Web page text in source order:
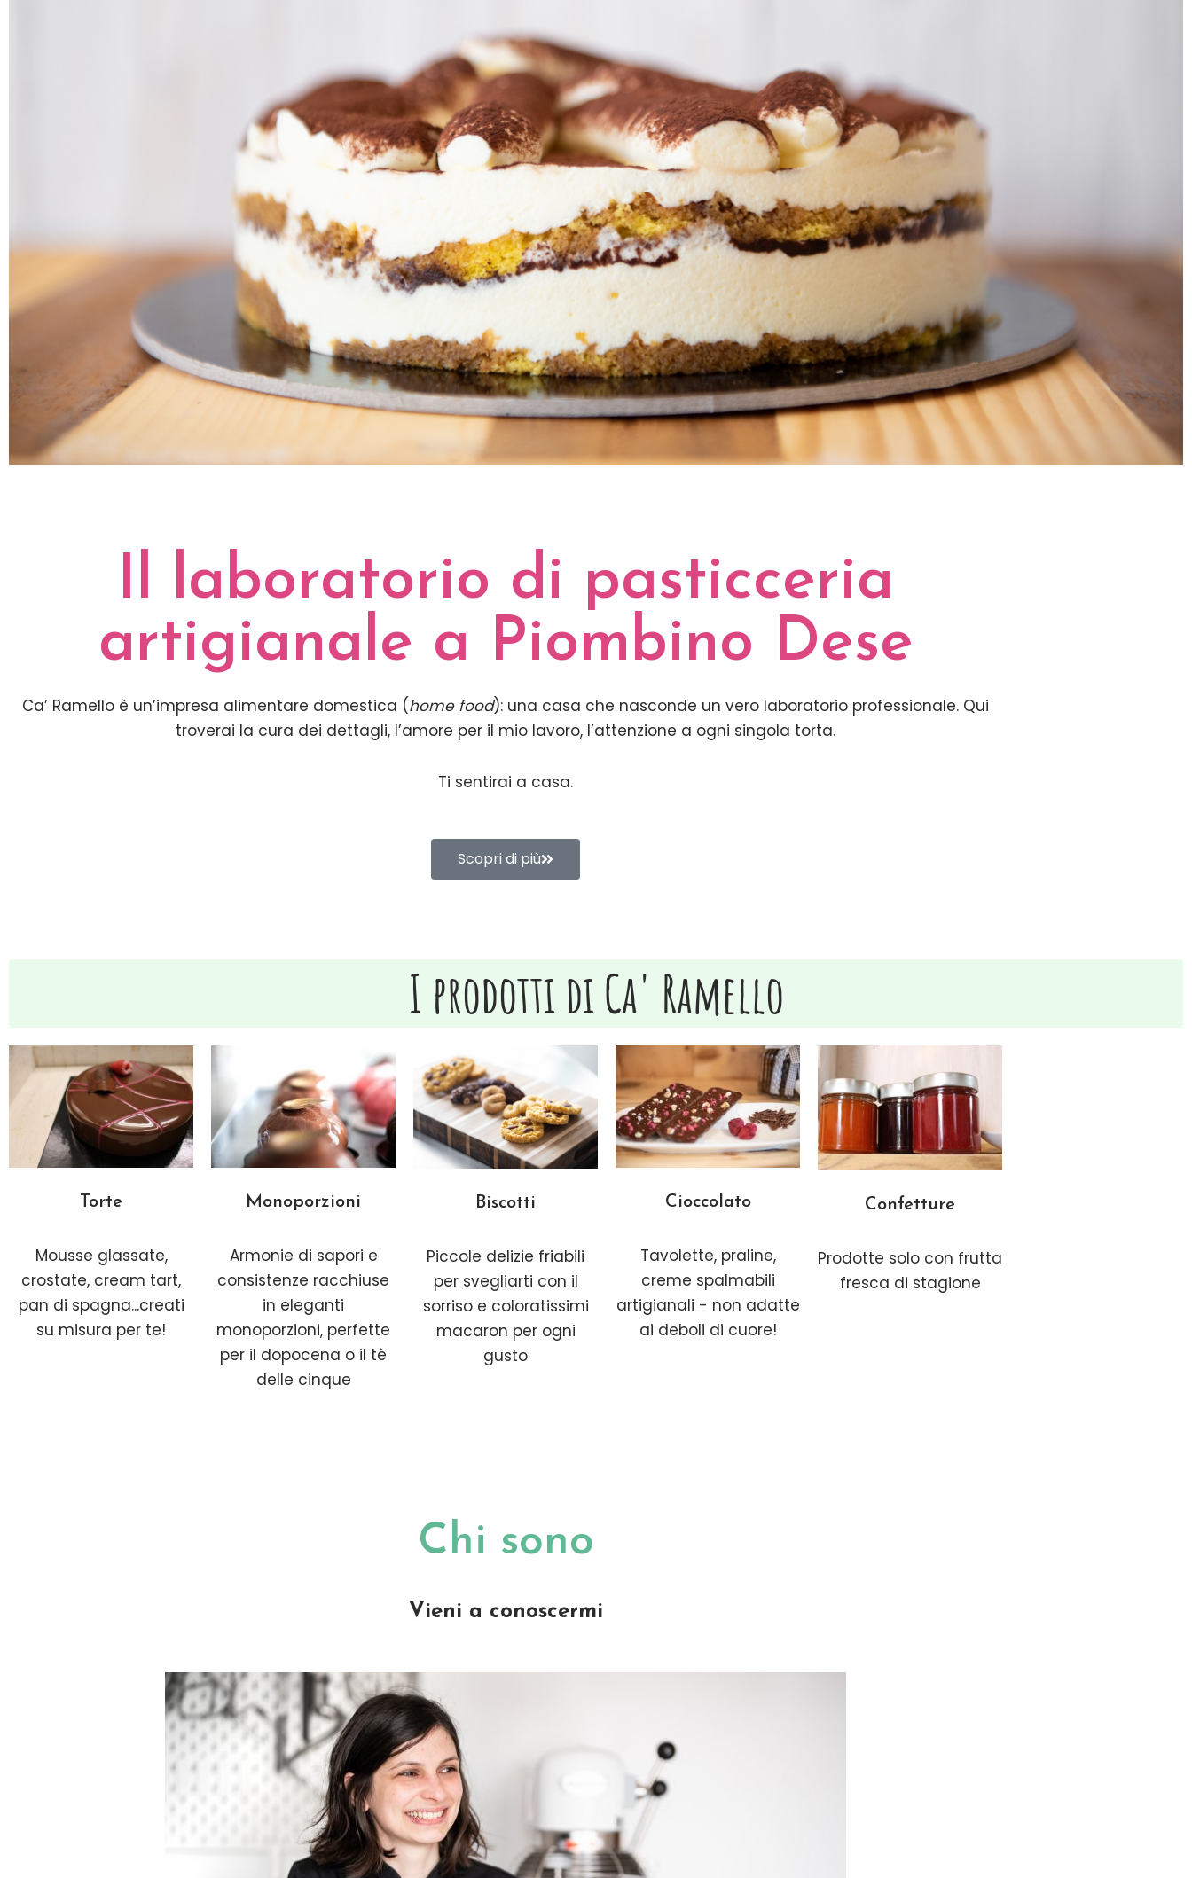
Il laboratorio di pasticceria
artigianale a Piombino Dese
Ca’ Ramello è un’impresa alimentare domestica (home food): una casa che nasconde un vero laboratorio professionale. Qui
troverai la cura dei dettagli, l’amore per il mio lavoro, l’attenzione a ogni singola torta.
Ti sentirai a casa.
Scopri di più
I prodotti di Ca' Ramello
Torte
Mousse glassate,
crostate, cream tart,
pan di spagna...creati
su misura per te!
Monoporzioni
Armonie di sapori e
consistenze racchiuse
in eleganti
monoporzioni, perfette
per il dopocena o il tè
delle cinque
Biscotti
Piccole delizie friabili
per svegliarti con il
sorriso e coloratissimi
macaron per ogni
gusto
Cioccolato
Tavolette, praline,
creme spalmabili
artigianali - non adatte
ai deboli di cuore!
Confetture
Prodotte solo con frutta
fresca di stagione
Chi sono
Vieni a conoscermi